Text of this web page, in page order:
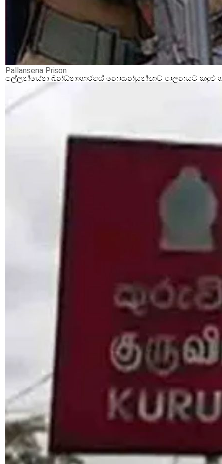
Pallansena Prison
පල්ලන්සේන බන්ධනාගාරයේ නොසන්සුන්තාව පාලනයට කදුළු